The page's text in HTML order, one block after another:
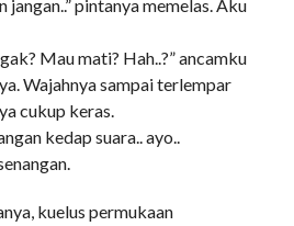
jangan..” pintanya memelas. Aku
Mau mati? Hah..?” ancamku
Wajahnya sampai terlempar
cukup keras.
kedap suara.. ayo..
kuelus permukaan